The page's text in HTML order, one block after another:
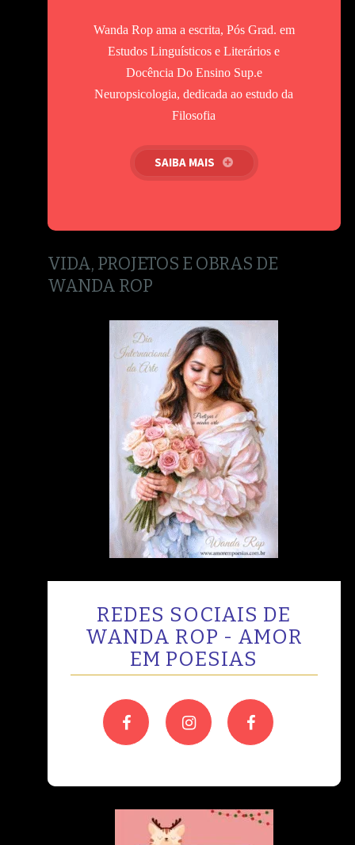
Wanda Rop ama a escrita, Pós Grad. em
Estudos Linguísticos e Literários e
Docência Do Ensino Sup.e
Neuropsicologia, dedicada ao estudo da
Filosofia
SAIBA MAIS
VIDA, PROJETOS E OBRAS DE
WANDA ROP
REDES SOCIAIS DE
WANDA ROP - AMOR
EM POESIAS